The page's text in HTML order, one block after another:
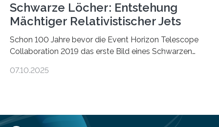
Schwarze Löcher: Entstehung
Mächtiger Relativistischer Jets
Schon 100 Jahre bevor die Event Horizon Telescope
Collaboration 2019 das erste Bild eines Schwarzen
hatte der Astronom Heber Curtis einen seltsamen
werden auch von anderen Schwarzen Löchern
07.10.2025